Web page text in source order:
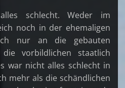
schlecht. Weder im
noch in der ehemaligen
nur an die gebauten
vorbildlichen staatlich
war nicht alles schlecht in
mehr als die schändlichen